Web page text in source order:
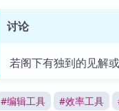
讨论
若阁下有独到的见解
#编辑工具 #效率工具